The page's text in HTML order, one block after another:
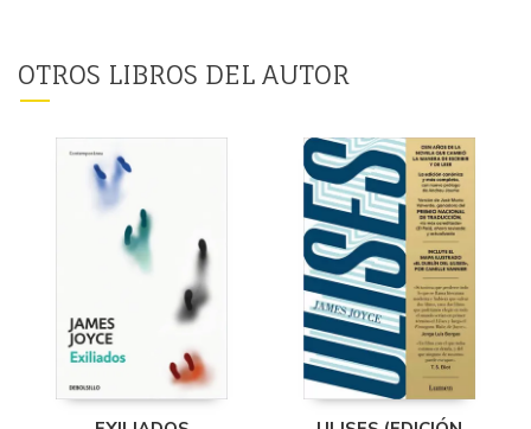
OTROS LIBROS DEL AUTOR